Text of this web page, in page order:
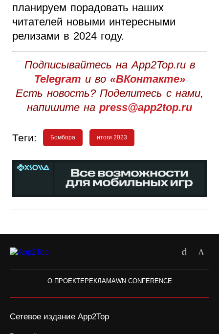
планируем порадовать наших
читателей новыми интересными
релизами в 2024 году.
Подписывайтесь на App2Top.ru в
Telegram и во «ВКонтакте»
Есть новость? Поделитесь с нами,
напишите на press@app2top.ru
Теги: Бомбора итоги 2023
О ПРОЕКТЕРЕКЛАМАWN CONFERENCE
Сетевое издание App2Top